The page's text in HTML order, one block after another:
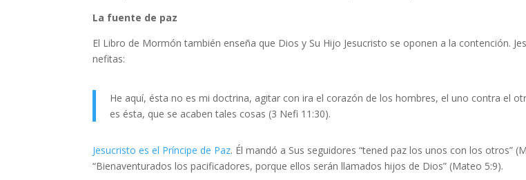
La fuente de paz
El Libro de Mormón también enseña que Dios y Su Hijo Jesucristo se oponen a la contención.
nefitas:
He aquí, ésta no es mi doctrina, agitar con ira el corazón de los hombres, el uno contra el
es ésta, que se acaben tales cosas (3 Nefi 11:30).
Jesucristo es el Príncipe de Paz. Él mandó a Sus seguidores “tened paz los unos con los otros”
“Bienaventurados los pacificadores, porque ellos serán llamados hijos de Dios” (Mateo 5:9).